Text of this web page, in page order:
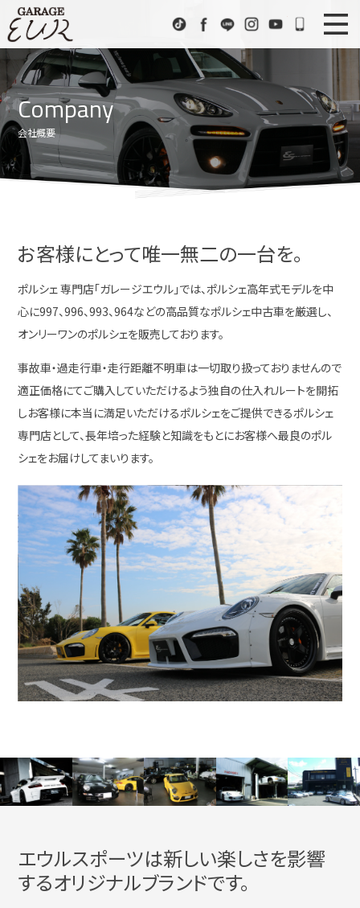
TikTokFacebook
LINE InstagramYoutube072-
News
ニュース
Stock List
在庫車情報
EUR Sports
EURスポーツ
Contact us
お問い合わせ
Company
会社概要
お客様にとって唯一無二の一台を。
ポルシェ 専門店「ガレージエウル」では、ポルシェ高年式モデルを中
心に997、996、993、964などの高品質なポルシェ中古車を厳選し、
オンリーワンのポルシェを販売しております。
事故車・過走行車・走行距離不明車は一切取り扱っておりませんので
適正価格にてご購入していただけるよう独自の仕入れルートを開拓
しお客様に本当に満足いただけるポルシェをご提供できるポルシェ
専門店として、長年培った経験と知識をもとにお客様へ最良のポル
シェをお届けしてまいります。
エウルスポーツは新しい楽しさを影響
するオリジナルブランドです。